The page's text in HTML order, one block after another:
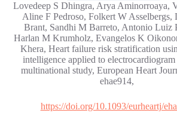
Lovedeep S Dhingra, Arya Aminorroaya,
Aline F Pedroso, Folkert W Asselbergs,
Brant, Sandhi M Barreto, Antonio Luiz
Harlan M Krumholz, Evangelos K
Khera, Heart failure risk stratification
intelligence applied to electrocardiogram
multinational study, European Heart
ehae914,
https://doi.org/10.1093/eurheartj/